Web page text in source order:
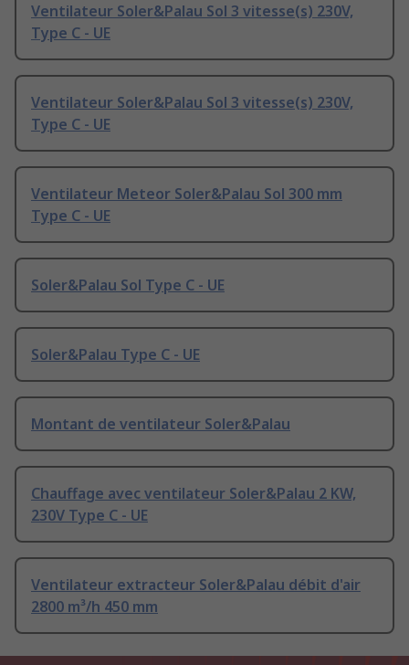
Ventilateur Soler&Palau Sol 3 vitesse(s) 230V,
Type C - UE
Ventilateur Soler&Palau Sol 3 vitesse(s) 230V,
Type C - UE
Ventilateur Meteor Soler&Palau Sol 300 mm
Type C - UE
Soler&Palau Sol Type C - UE
Soler&Palau Type C - UE
Montant de ventilateur Soler&Palau
Chauffage avec ventilateur Soler&Palau 2 KW,
230V Type C - UE
Ventilateur extracteur Soler&Palau débit d'air
2800 m³/h 450 mm